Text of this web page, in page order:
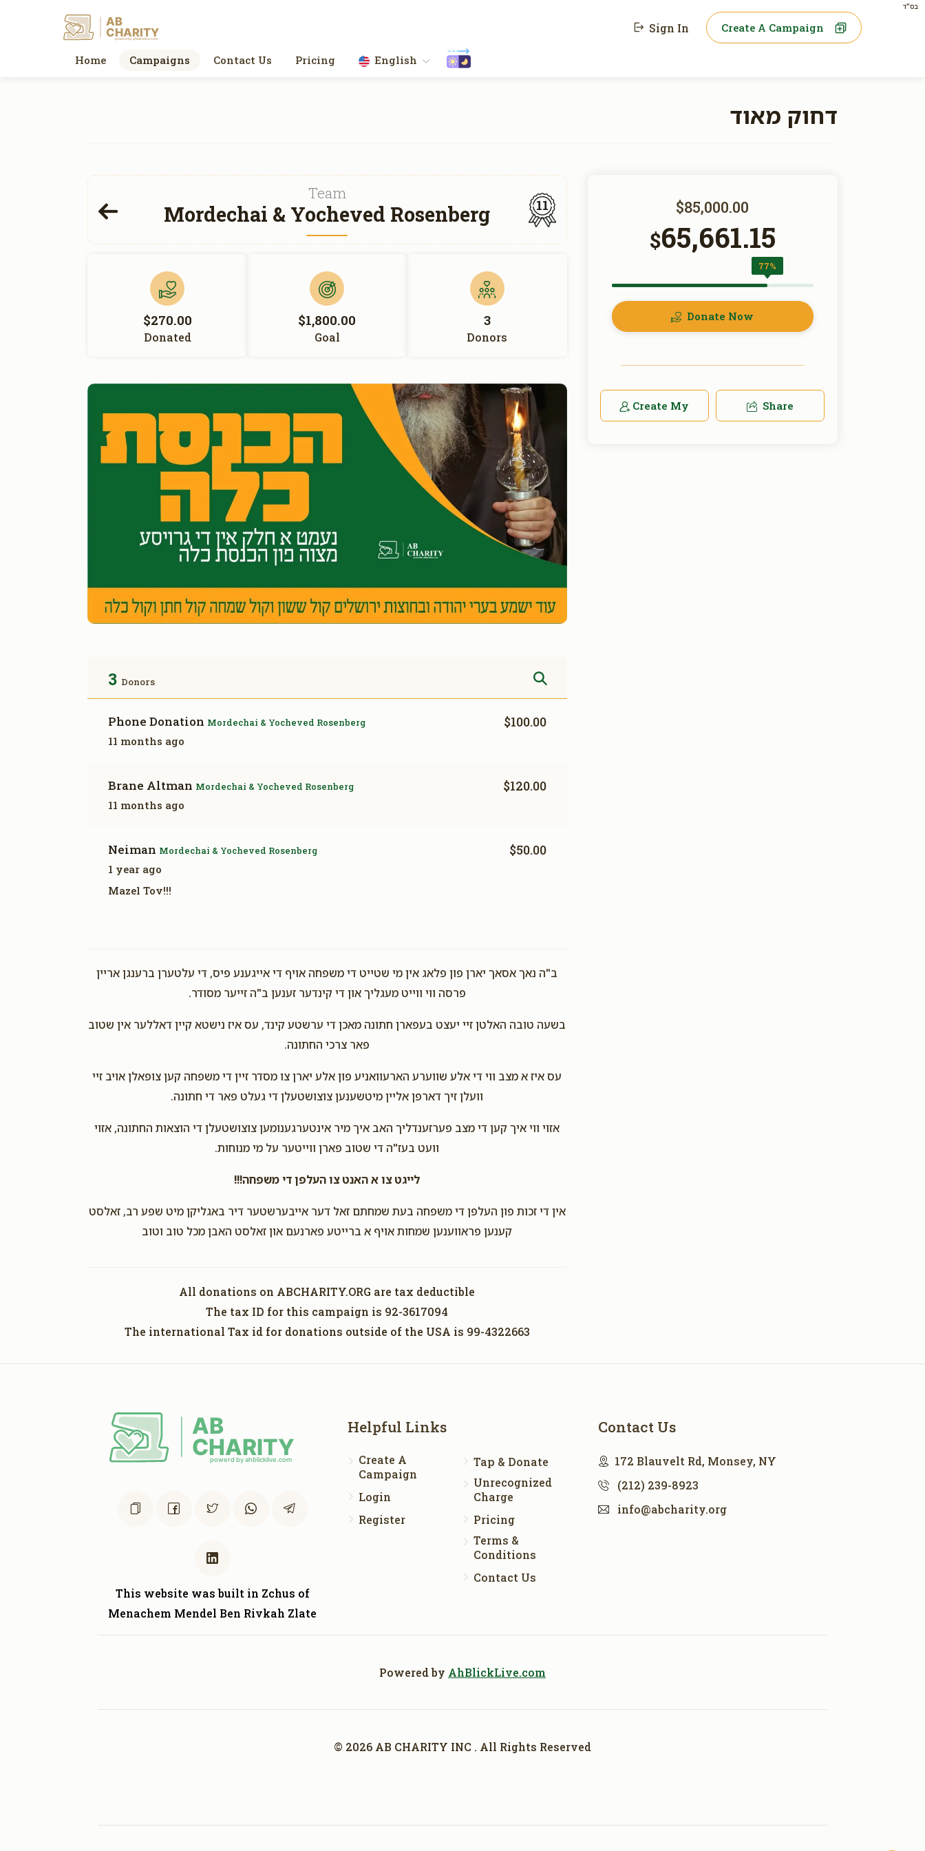
בס"ד
AB
CHARITY
powerd by ahblicklive.com
Home Campaigns Contact Us Pricing English
Sign In Create A Campaign
דחוק מאוד
Team
Mordechai & Yocheved Rosenberg 11
$270.00
Donated
$1,800.00
Goal
3
Donors
3 Donors
Phone Donation Mordechai & Yocheved Rosenberg
11 months ago
$100.00
Brane Altman Mordechai & Yocheved Rosenberg
11 months ago
$120.00
Neiman Mordechai & Yocheved Rosenberg
1 year ago
$50.00
Mazel Tov!!!
ב"ה נאך אסאך יארן פון פלאג אין מי שטייט די משפחה אויף די אייגענע פיס, די עלטערן ברענגן אריין
פרסה ווי ווייט מעגליך און די קינדער זענען ב"ה זייער מסודר.
בשעה טובה האלטן זיי יעצט בעפארן חתונה מאכן די ערשטע קינד, עס איז נישטא קיין דאללער אין שטוב
פאר צרכי החתונה.
עס איז א מצב ווי די אלע שווערע הארעוואניע פון אלע יארן צו מסדר זיין די משפחה קען צופאלן אויב זיי
וועלן זיך דארפן אליין מיטשענען צוצושטעלן די געלט פאר די חתונה.
אזוי ווי איך קען די מצב פערזענדליך האב איך מיר אינטערגענומען צוצושטעלן די הוצאות החתונה, אזוי
וועט בעז"ה די שטוב פארן ווייטער על מי מנוחות.
לייגט צו א האנט צו העלפן די משפחה!!!
אין די זכות פון העלפן די משפחה בעת שמחתם זאל דער אייבערשטער דיר באגליקן מיט שפע רב, זאלסט
קענען פראווענען שמחות אויף א ברייטע פארנעם און זאלסט האבן מכל טוב וטוב
All donations on ABCHARITY.ORG are tax deductible
The tax ID for this campaign is 92-3617094
The international Tax id for donations outside of the USA is 99-4322663
$85,000.00
$65,661.15
77%
Donate Now
Create My
Team
Share
This website was built in Zchus of
Menachem Mendel Ben Rivkah Zlate
Helpful Links
Create A
Campaign
Login
Register
Tap & Donate
Unrecognized
Charge
Pricing
Terms &
Conditions
Contact Us
Contact Us
172 Blauvelt Rd, Monsey, NY
(212) 239-8923
info@abcharity.org
Powered by AhBlickLive.com
© 2026 AB CHARITY INC . All Rights Reserved